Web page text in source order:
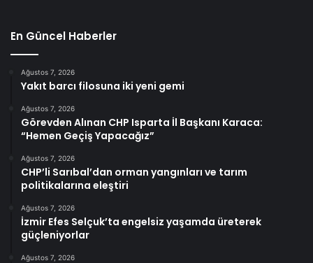
En Güncel Haberler
Ağustos 7, 2026
Yakıt barcı filosuna iki yeni gemi
Ağustos 7, 2026
Görevden Alınan CHP Isparta İl Başkanı Karaca:
“Hemen Geçiş Yapacağız”
Ağustos 7, 2026
CHP’li Sarıbal’dan orman yangınları ve tarım
politikalarına eleştiri
Ağustos 7, 2026
İzmir Efes Selçuk’ta engelsiz yaşamda üreterek
güçleniyorlar
Ağustos 7, 2026